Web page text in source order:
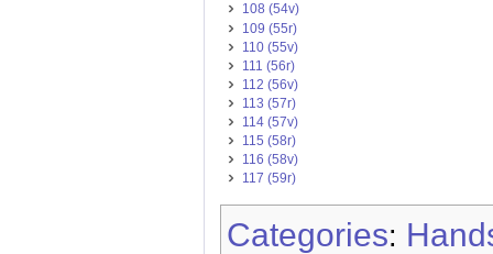
108 (54v)
109 (55r)
110 (55v)
111 (56r)
112 (56v)
113 (57r)
114 (57v)
115 (58r)
116 (58v)
117 (59r)
Categories: